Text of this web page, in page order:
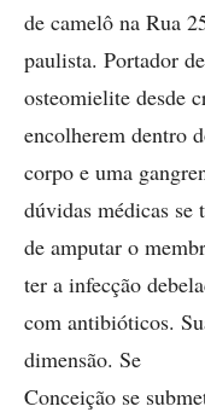
de camelô na Rua
paulista. Portador de
osteomielite desde
encolherem dentro
corpo e uma
dúvidas médicas se
de amputar o
ter a infecção
com antibióticos.
dimensão. Se
Conceição se